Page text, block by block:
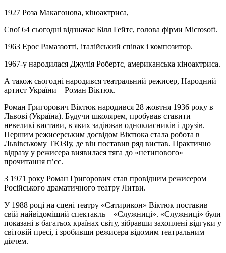
1927 Роза Макагонова, кіноактриса,
Свої 64 сьогодні відзначає Білл Гейтс, голова фірми Microsoft.
1963 Ерос Рамаззотті, італійський співак і композитор.
1967-у народилася Джулія Робертс, американська кіноактриса.
А також сьогодні народився театральний режисер, Народний
артист України – Роман Віктюк.
Роман Григорович Віктюк народився 28 жовтня 1936 року в
Львові (Україна). Будучи школярем, пробував ставити
невеликі вистави, в яких задіював однокласників і друзів.
Першим режисерським досвідом Віктюка стала робота в
Львівському ТЮЗІу, де він поставив ряд вистав. Практично
відразу у режисера виявилася тяга до «нетипового»
прочитання п’єс.
З 1971 року Роман Григорович став провідним режисером
Російського драматичного театру Литви.
У 1988 році на сцені театру «Сатирикон» Віктюк поставив
свій найвідоміший спектакль – «Служниці». «Служниці» були
показані в багатьох країнах світу, зібравши захоплені відгуки у
світовій пресі, і зробивши режисера відомим театральним
діячем.